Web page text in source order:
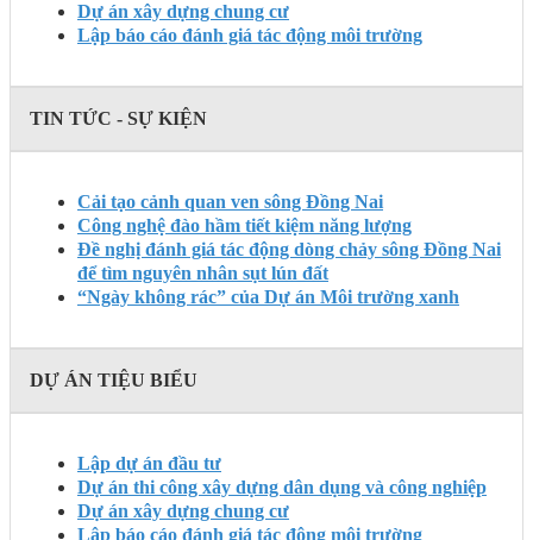
Dự án xây dựng chung cư
Lập báo cáo đánh giá tác động môi trường
TIN TỨC - SỰ KIỆN
Cải tạo cảnh quan ven sông Đồng Nai
Công nghệ đào hầm tiết kiệm năng lượng
Đề nghị đánh giá tác động dòng chảy sông Đồng Nai
để tìm nguyên nhân sụt lún đất
“Ngày không rác” của Dự án Môi trường xanh
DỰ ÁN TIỆU BIỂU
Lập dự án đầu tư
Dự án thi công xây dựng dân dụng và công nghiệp
Dự án xây dựng chung cư
Lập báo cáo đánh giá tác động môi trường